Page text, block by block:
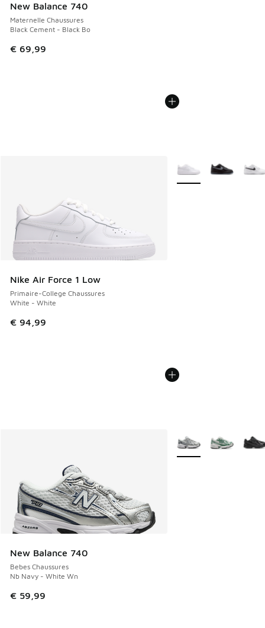
New Balance 740
Maternelle Chaussures
Black Cement - Black Bo
€ 69,99
Nike Air Force 1 Low
Primaire-College Chaussures
White - White
€ 94,99
Plus de couleurs
New Balance 740
Bebes Chaussures
Nb Navy - White Wn
€ 59,99
Plus de couleurs